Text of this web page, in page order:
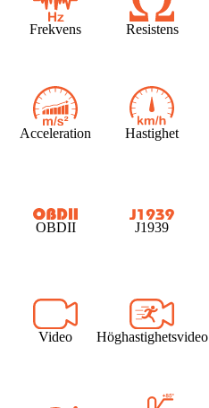
Frekvens Resistens
Acceleration Hastighet
OBDII J1939
Video Höghastighetsvideo